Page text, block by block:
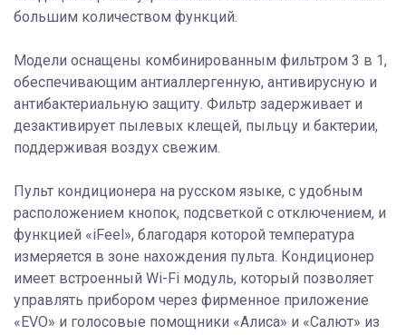
большим количеством функций.
Модели оснащены комбинированным фильтром 3 в 1,
обеспечивающим антиаллергенную, антивирусную и
антибактериальную защиту. Фильтр задерживает и
дезактивирует пылевых клещей, пыльцу и бактерии,
поддерживая воздух свежим.
Пульт кондиционера на русском языке, с удобным
расположением кнопок, подсветкой с отключением, и
функцией «iFeel», благодаря которой температура
измеряется в зоне нахождения пульта. Кондиционер
имеет встроенный Wi-Fi модуль, который позволяет
управлять прибором через фирменное приложение
«EVO» и голосовые помощники «Алиса» и «Салют» из